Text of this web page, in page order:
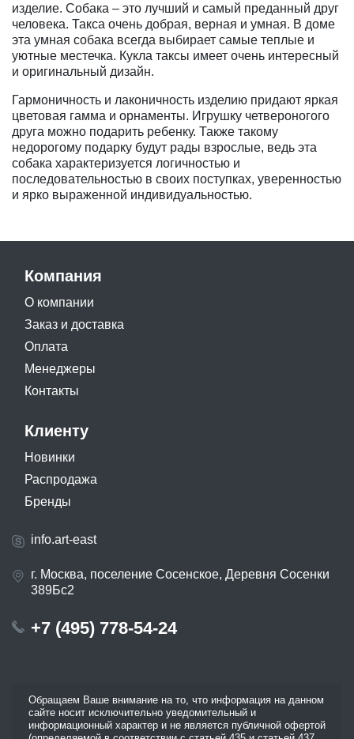
изделие. Собака – это лучший и самый преданный друг
человека. Такса очень добрая, верная и умная. В доме
эта умная собака всегда выбирает самые теплые и
уютные местечка. Кукла таксы имеет очень интересный
и оригинальный дизайн.
Гармоничность и лаконичность изделию придают яркая
цветовая гамма и орнаменты. Игрушку четвероногого
друга можно подарить ребенку. Также такому
недорогому подарку будут рады взрослые, ведь эта
собака характеризуется логичностью и
последовательностью в своих поступках, уверенностью
и ярко выраженной индивидуальностью.
Компания
О компании
Заказ и доставка
Оплата
Менеджеры
Контакты
Клиенту
Новинки
Распродажа
Бренды
info.art-east
г. Москва, поселение Сосенское, Деревня Сосенки
389Бс2
+7 (495) 778-54-24
Обращаем Ваше внимание на то, что информация на данном
сайте носит исключительно уведомительный и
информационный характер и не является публичной офертой